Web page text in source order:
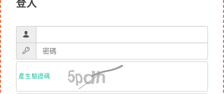
登入
產生驗證碼